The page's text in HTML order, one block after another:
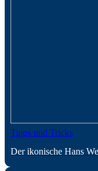
Tipps und Tricks
Der ikonische Hans